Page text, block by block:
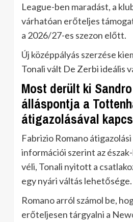
League-ben maradást, a
várhatóan erőteljes
a 2026/27-es szezon előtt.
Új középpályás szerzése
Tonali vált De Zerbi ideális
Most derült ki
álláspontja a
átigazolásával
Fabrizio Romano
információi szerint az
véli, Tonali nyitott a
egy nyári váltás lehetősége.
Romano arról számol be,
erőteljesen tárgyalni a